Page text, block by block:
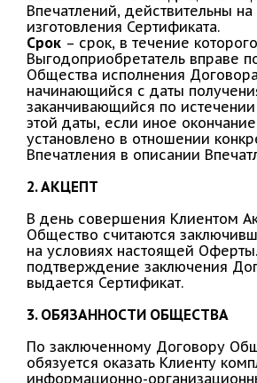
Впечатлений, действительны
изготовления Сертификата.
Срок – срок, в течение которого
Выгодоприобретатель вправе
Общества исполнения
начинающийся с даты
заканчивающийся по
этой даты, если иное
установлено в отношении
Впечатления в описании
2. АКЦЕПТ
В день совершения Клиентом
Общество считаются
на условиях настоящей
подтверждение заключения
выдается Сертификат.
3. ОБЯЗАННОСТИ ОБЩЕСТВА
По заключенному Договору
обязуется оказать Клиенту
информационно-